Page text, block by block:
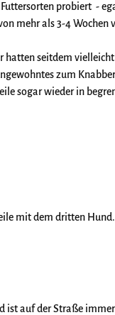
probiert -
mehr als 3-4
hatten seitdem
zum
sogar wieder in
mit dem dritten
auf der Straße